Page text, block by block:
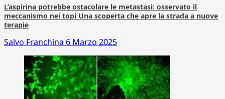
L’aspirina potrebbe ostacolare le metastasi: osservato il
meccanismo nei topi Una scoperta che apre la strada a nuove
terapie
Salvo Franchina 6 Marzo 2025